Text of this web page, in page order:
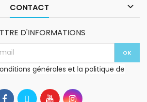
CONTACT 
D'INFORMATIONS
générales et la politique de